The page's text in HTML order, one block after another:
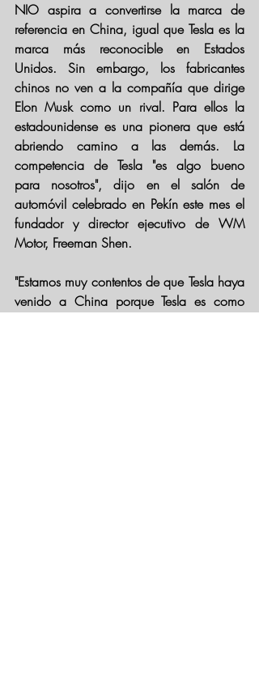
NIO aspira a convertirse la marca de
referencia en China, igual que Tesla es la
marca más reconocible en Estados
Unidos. Sin embargo, los fabricantes
chinos no ven a la compañía que dirige
Elon Musk como un rival. Para ellos la
estadounidense es una pionera que está
abriendo camino a las demás. La
competencia de Tesla "es algo bueno
para nosotros", dijo en el salón de
automóvil celebrado en Pekín este mes el
fundador y director ejecutivo de WM
Motor, Freeman Shen.
"Estamos muy contentos de que Tesla haya
venido a China porque Tesla es como